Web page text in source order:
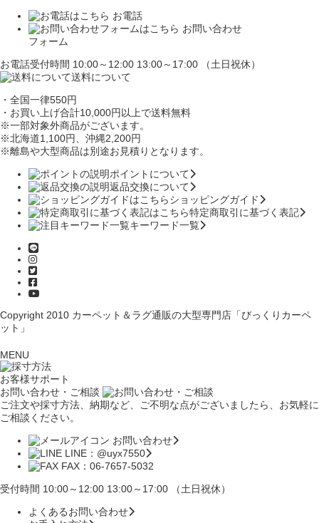
お電話
お問い合わせ
フォーム
お電話受付時間 10:00～12:00 13:00～17:00 （土日祝休）
送料について
・全国一律550円
・お買い上げ合計10,000円 以上で送料無料
※一部対象外商品がございます。
※北海道1,100円、沖縄2,200円
※離島や大型商品は別途お見積りとなります。
ポイントについて
返品交換について
ショッピングガイド
特定商取引に基づく表記
キーワード一覧
Copyright 2010 カーペット＆ラグ通販の大型専門店「びっくりカーペ
ット」
MENU
お客様サポート
お問い合わせ・ご相談
ご注文や採寸方法、納期など、ご不明な点がございましたら、お気軽に
ご相談ください。
お問い合わせ
LINE：@uyx7550
FAX：06-7657-5032
受付時間 10:00～12:00 13:00～17:00 （土日祝休）
よくあるお問い合わせ